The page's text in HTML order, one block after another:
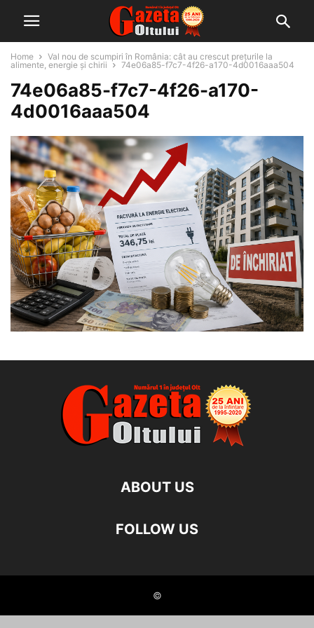
Home
Val nou de scumpiri în România: cât au crescut prețurile la
alimente, energie și chirii
74e06a85-f7c7-4f26-a170-4d0016aaa504
74e06a85-f7c7-4f26-a170-
4d0016aaa504
ABOUT US
FOLLOW US
©